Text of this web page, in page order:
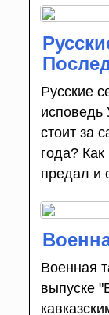
Русские
исповедь
стоит за
года?
предал и
Военная
выпуске